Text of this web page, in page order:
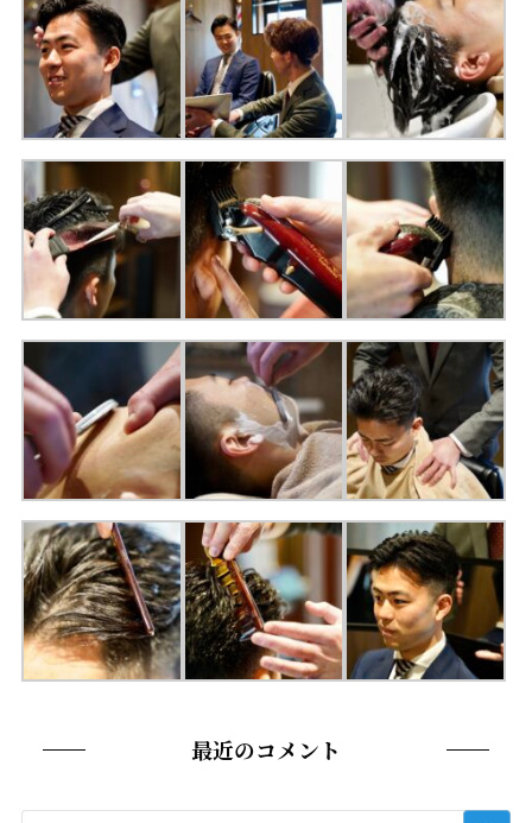
最近のコメント